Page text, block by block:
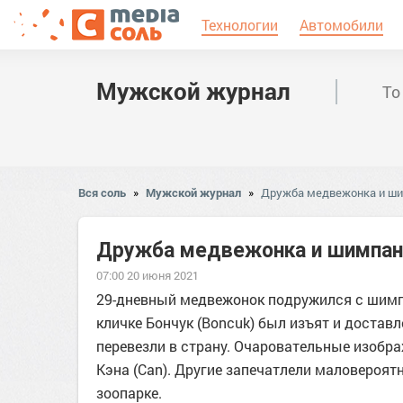
Технологии Автомобили
Мужской журнал
Вся соль » Мужской журнал » Дружба медвежонка и
Дружба медвежонка и
07:00 20 июня 2021
29-дневный медвежонок подружился с
кличке Бончук (Boncuk) был изъят и
перевезли в страну. Очаровательные
Кэна (Can). Другие запечатлели
зоопарке.